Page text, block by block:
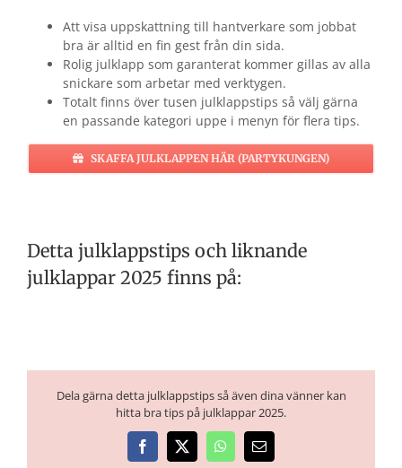
Att visa uppskattning till hantverkare som jobbat
bra är alltid en fin gest från din sida.
Rolig julklapp som garanterat kommer gillas av alla
snickare som arbetar med verktygen.
Totalt finns över tusen julklappstips så välj gärna
en passande kategori uppe i menyn för flera tips.
SKAFFA JULKLAPPEN HÄR (PARTYKUNGEN)
Detta julklappstips och liknande
julklappar 2025 finns på:
Dela gärna detta julklappstips så även dina vänner kan
hitta bra tips på julklappar 2025.
Facebook
X WhatsApp
E-